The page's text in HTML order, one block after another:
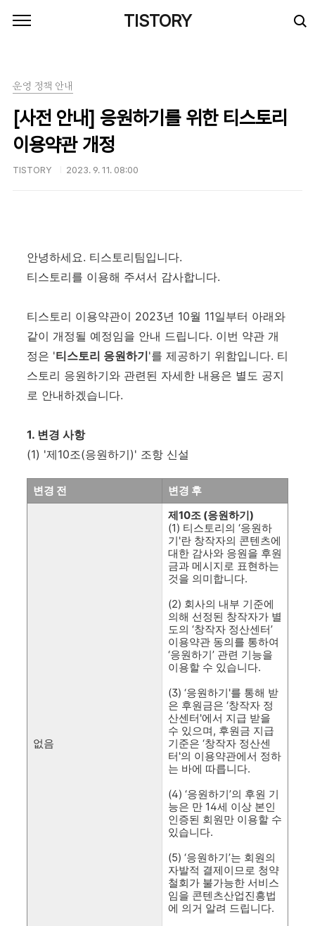
TISTORY
운영 정책 안내
[사전 안내] 응원하기를 위한 티스토리
이용약관 개정
TISTORY 2023. 9. 11. 08:00
안녕하세요. 티스토리팀입니다.
티스토리를 이용해 주셔서 감사합니다.
티스토리 이용약관이 2023년 10월 11일부터 아래와
같이 개정될 예정임을 안내 드립니다. 이번 약관 개
정은 '티스토리 응원하기'를 제공하기 위함입니다. 티
스토리 응원하기와 관련된 자세한 내용은 별도 공지
로 안내하겠습니다.
1. 변경 사항
(1) '제10조(응원하기)' 조항 신설
변경 전 변경 후
없음
제10조 (응원하기)
(1) 티스토리의 ‘응원하
기'란 창작자의 콘텐츠에
대한 감사와 응원을 후원
금과 메시지로 표현하는
것을 의미합니다.
(2) 회사의 내부 기준에
의해 선정된 창작자가 별
도의 ‘창작자 정산센터’
이용약관 동의를 통하여
‘응원하기’ 관련 기능을
이용할 수 있습니다.
(3) ‘응원하기'를 통해 받
은 후원금은 ‘창작자 정
산센터'에서 지급 받을
수 있으며, 후원금 지급
기준은 ‘창작자 정산센
터'의 이용약관에서 정하
는 바에 따릅니다.
(4) ‘응원하기’의 후원 기
능은 만 14세 이상 본인
인증된 회원만 이용할 수
있습니다.
(5) ‘응원하기’는 회원의
자발적 결제이므로 청약
철회가 불가능한 서비스
임을 콘텐츠산업진흥법
에 의거 알려 드립니다.